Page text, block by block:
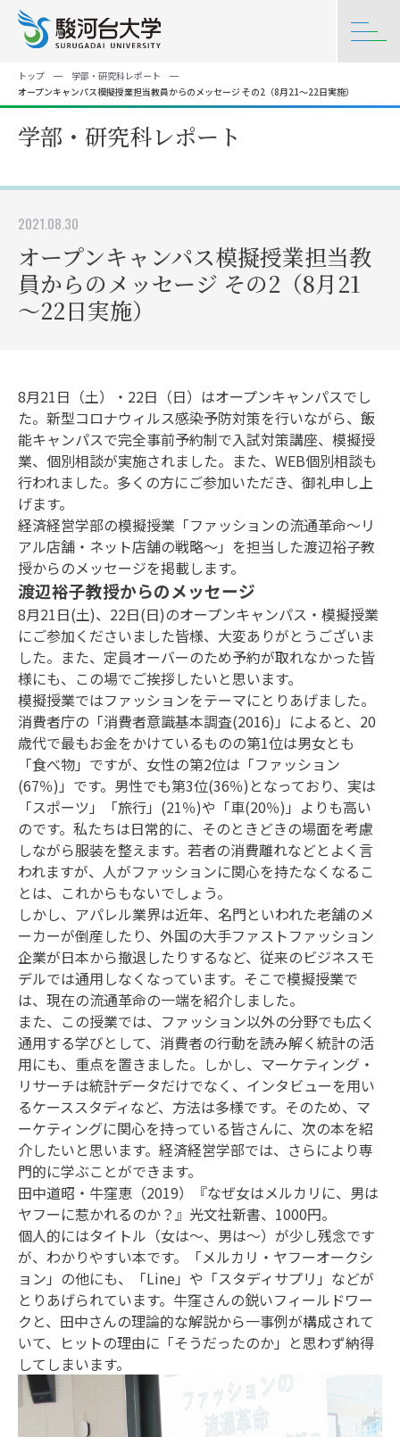
トップ
学部・研究科レポート
オープンキャンパス模擬授業担当教員からのメッセージ その2（8月21～22日実施）
学部・研究科レポート
2021.08.30
オープンキャンパス模擬授業担当教
員からのメッセージ その2（8月21
～22日実施）
8月21日（土）・22日（日）はオープンキャンパスでし
た。新型コロナウィルス感染予防対策を行いながら、飯
能キャンパスで完全事前予約制で入試対策講座、模擬授
業、個別相談が実施されました。また、WEB個別相談も
行われました。多くの方にご参加いただき、御礼申し上
げます。
経済経営学部の模擬授業「ファッションの流通革命～リ
アル店舗・ネット店舗の戦略～」を担当した渡辺裕子教
授からのメッセージを掲載します。
渡辺裕子教授からのメッセージ
8月21日(土)、22日(日)のオープンキャンパス・模擬授業
にご参加くださいました皆様、大変ありがとうございま
した。また、定員オーバーのため予約が取れなかった皆
様にも、この場でご挨拶したいと思います。
模擬授業ではファッションをテーマにとりあげました。
消費者庁の「消費者意識基本調査(2016)」によると、20
歳代で最もお金をかけているものの第1位は男女とも
「食べ物」ですが、女性の第2位は「ファッション
(67％)」です。男性でも第3位(36％)となっており、実は
「スポーツ」「旅行」(21％)や「車(20％)」よりも高い
のです。私たちは日常的に、そのときどきの場面を考慮
しながら服装を整えます。若者の消費離れなどとよく言
われますが、人がファッションに関心を持たなくなるこ
とは、これからもないでしょう。
しかし、アパレル業界は近年、名門といわれた老舗のメ
ーカーが倒産したり、外国の大手ファストファッション
企業が日本から撤退したりするなど、従来のビジネスモ
デルでは通用しなくなっています。そこで模擬授業で
は、現在の流通革命の一端を紹介しました。
また、この授業では、ファッション以外の分野でも広く
通用する学びとして、消費者の行動を読み解く統計の活
用にも、重点を置きました。しかし、マーケティング・
リサーチは統計データだけでなく、インタビューを用い
るケーススタディなど、方法は多様です。そのため、マ
ーケティングに関心を持っている皆さんに、次の本を紹
介したいと思います。経済経営学部では、さらにより専
門的に学ぶことができます。
田中道昭・牛窪恵（2019）『なぜ女はメルカリに、男は
ヤフーに惹かれるのか？』光文社新書、1000円。
個人的にはタイトル（女は～、男は～）が少し残念です
が、わかりやすい本です。「メルカリ・ヤフーオークシ
ョン」の他にも、「Line」や「スタディサプリ」などが
とりあげられています。牛窪さんの鋭いフィールドワー
クと、田中さんの理論的な解説から一事例が構成されて
いて、ヒットの理由に「そうだったのか」と思わず納得
してしまいます。